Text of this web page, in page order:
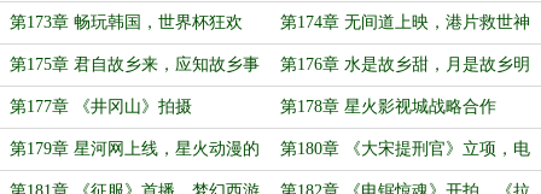
秘书
第173章 畅玩韩国，世界杯狂欢 第174章 无间道上映，港片救世神
作
第175章 君自故乡来，应知故乡事 第176章 水是故乡甜，月是故乡明
第177章 《井冈山》拍摄 第178章 星火影视城战略合作
第179章 星河网上线，星火动漫的
开始
第180章 《大宋提刑官》立项，电
影宣发